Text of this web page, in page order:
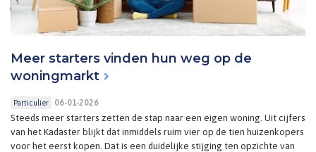
Meer starters vinden hun weg op de
woningmarkt
Particulier 06-01-2026
Steeds meer starters zetten de stap naar een eigen woning. Uit cijfers
van het Kadaster blijkt dat inmiddels ruim vier op de tien huizenkopers
voor het eerst kopen. Dat is een duidelijke stijging ten opzichte van